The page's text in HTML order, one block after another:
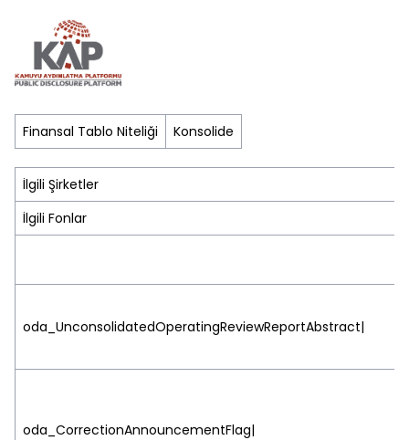
Finansal Tablo Niteliği Konsolide
İlgili Şirketler
İlgili Fonlar
oda_UnconsolidatedOperatingReviewReportAbstract|
oda_CorrectionAnnouncementFlag|